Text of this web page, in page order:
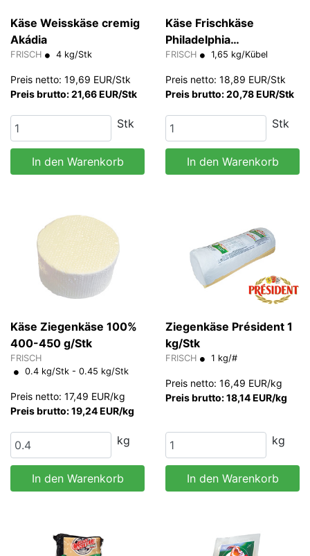
Käse Weisskäse cremig
Akádia
FRISCH 4 kg/Stk
Preis netto: 19,69 EUR/Stk
Preis brutto: 21,66 EUR/Stk
Stk
In den Warenkorb
Käse Frischkäse
Philadelphia
(Doppelrahmstufe)
FRISCH 1,65 kg/Kübel
Preis netto: 18,89 EUR/Stk
Preis brutto: 20,78 EUR/Stk
Stk
In den Warenkorb
Käse Ziegenkäse 100%
400-450 g/Stk
FRISCH
0.4 kg/Stk - 0.45 kg/Stk
Preis netto: 17,49 EUR/kg
Preis brutto: 19,24 EUR/kg
kg
In den Warenkorb
Ziegenkäse Président 1
kg/Stk
FRISCH 1 kg/#
Preis netto: 16,49 EUR/kg
Preis brutto: 18,14 EUR/kg
kg
In den Warenkorb